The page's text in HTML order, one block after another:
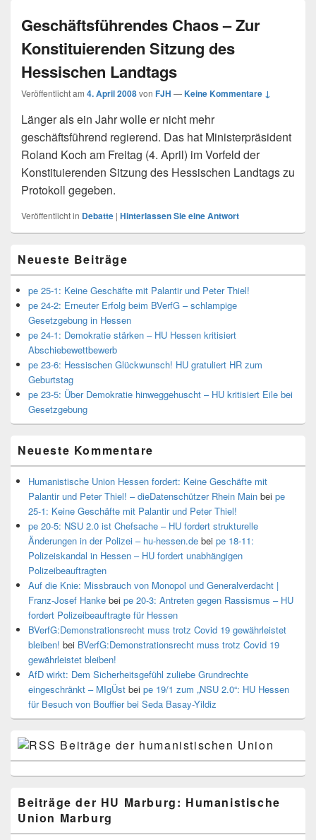
Geschäftsführendes Chaos – Zur
Konstituierenden Sitzung des
Hessischen Landtags
Veröffentlicht am 4. April 2008von FJH —Keine Kommentare ↓
Länger als ein Jahr wolle er nicht mehr
geschäftsführend regierend. Das hat Ministerpräsident
Roland Koch am Freitag (4. April) im Vorfeld der
Konstituierenden Sitzung des Hessischen Landtags zu
Protokoll gegeben.
Veröffentlicht in Debatte | Hinterlassen Sie eine Antwort
Seitenleisten
Widget-
Bereich
Neueste Beiträge
pe 25-1: Keine Geschäfte mit Palantir und Peter Thiel!
pe 24-2: Erneuter Erfolg beim BVerfG – schlampige
Gesetzgebung in Hessen
pe 24-1: Demokratie stärken – HU Hessen kritisiert
Abschiebewettbewerb
pe 23-6: Hessischen Glückwunsch! HU gratuliert HR zum
Geburtstag
pe 23-5: Über Demokratie hinweggehuscht – HU kritisiert Eile bei
Gesetzgebung
Neueste Kommentare
Humanistische Union Hessen fordert: Keine Geschäfte mit
Palantir und Peter Thiel! – dieDatenschützer Rhein Main bei pe
25-1: Keine Geschäfte mit Palantir und Peter Thiel!
pe 20-5: NSU 2.0 ist Chefsache – HU fordert strukturelle
Änderungen in der Polizei – hu-hessen.de bei pe 18-11:
Polizeiskandal in Hessen – HU fordert unabhängigen
Polizeibeauftragten
Auf die Knie: Missbrauch von Monopol und Generalverdacht |
Franz-Josef Hanke bei pe 20-3: Antreten gegen Rassismus – HU
fordert Polizeibeauftragte für Hessen
BVerfG:Demonstrationsrecht muss trotz Covid 19 gewährleistet
bleiben! bei BVerfG:Demonstrationsrecht muss trotz Covid 19
gewährleistet bleiben!
AfD wirkt: Dem Sicherheitsgefühl zuliebe Grundrechte
eingeschränkt – MIgÜst bei pe 19/1 zum „NSU 2.0“: HU Hessen
für Besuch von Bouffier bei Seda Basay-Yildiz
Beiträge der humanistischen Union
Beiträge der HU Marburg: Humanistische
Union Marburg